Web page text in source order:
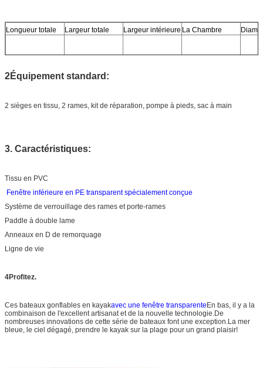
Longueur totale Largeur totale Largeur intérieure La Chambre
388 cm 100 centimètres
2Équipement standard:
2 sièges en tissu, 2 rames, kit de réparation, pompe à pieds, sac à main
3. Caractéristiques:
Tissu en PVC
Fenêtre inférieure en PE transparent spécialement conçue
Système de verrouillage des rames et porte-rames
Paddle à double lame
Anneaux en D de remorquage
Ligne de vie
4Profitez.
Ces bateaux gonflables en kayakavec une fenêtre transparenteEn bas, il y a la
combinaison de l'excellent artisanat et de la nouvelle technologie.De
nombreuses innovations de cette série de bateaux font une exception.La mer
bleue, le ciel dégagé, prendre le kayak sur la plage pour un grand plaisir!